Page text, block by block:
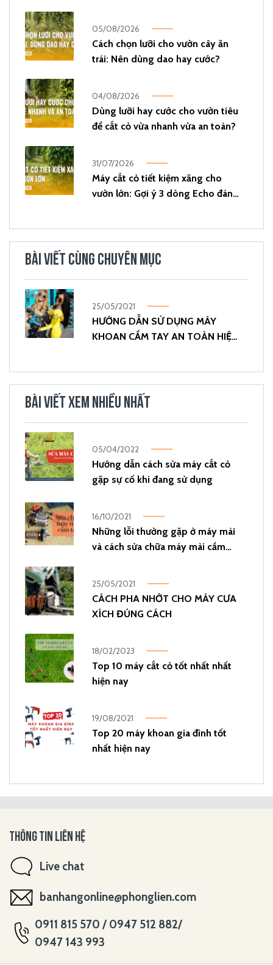
05/08/2026
Cách chọn lưỡi cho vườn cây ăn
trái: Nên dùng dao hay cước?
04/08/2026
Dùng lưỡi hay cước cho vườn tiêu
để cắt cỏ vừa nhanh vừa an toàn?
31/07/2026
Máy cắt cỏ tiết kiệm xăng cho
vườn lớn: Gợi ý 3 dòng Echo đáng
BÀI VIẾT CÙNG CHUYÊN MỤC
25/05/2021
HƯỚNG DẪN SỬ DỤNG MÁY
KHOAN CẦM TAY AN TOÀN HIỆU
BÀI VIẾT XEM NHIỀU NHẤT
05/04/2022
Hướng dẫn cách sửa máy cắt cỏ
gặp sự cố khi đang sử dụng
16/10/2021
Những lỗi thường gặp ở máy mài
và cách sửa chữa máy mài cầm
25/05/2021
CÁCH PHA NHỚT CHO MÁY CƯA
XÍCH ĐÚNG CÁCH
18/02/2023
Top 10 máy cắt cỏ tốt nhất nhất
hiện nay
19/08/2021
Top 20 máy khoan gia đình tốt
nhất hiện nay
THÔNG TIN LIÊN HỆ
Live chat
banhangonline@phonglien.com
0911 815 570 / 0947 512 882/
0947 143 993